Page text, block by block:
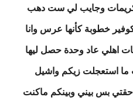
وجايب لي ست دهب
خطوبة كأنها عرس وانا
اهلي عاد وحدة حصل ليها
استعجلت زيكم واشيل
بس بيني وبينكم ماكنت